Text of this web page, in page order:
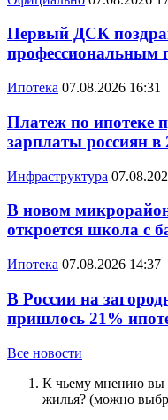
Первый ДСК
профессиональным
Ипотека 07.08.2026 16:31
Платеж по ипотеке
зарплаты россиян в
Инфраструктура
В новом
откроется школа с
Ипотека 07.08.2026 14:37
В России на
пришлось 21%
Все новости
К чьему мнению вы
жилья? (можно